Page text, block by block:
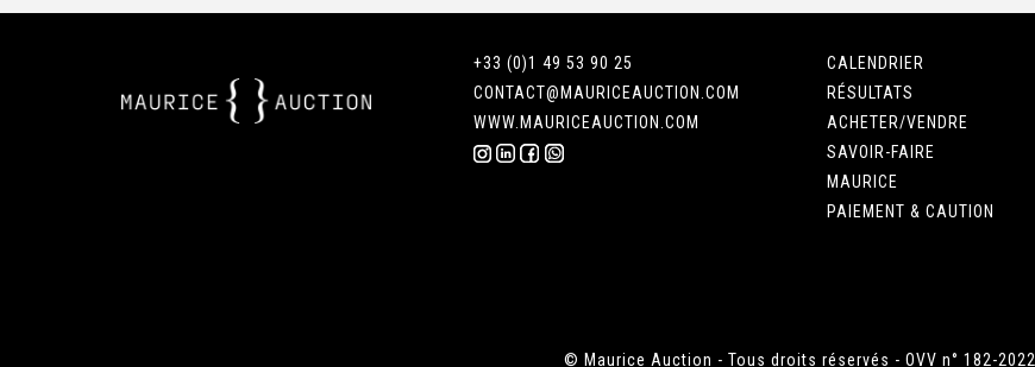
+33 (0)1 49 53 90 25
CONTACT@MAURICEAUCTION.COM
WWW.MAURICEAUCTION.COM
CALENDRIER
RÉSULTATS
ACHETER/VENDRE
SAVOIR-FAIRE
MAURICE
PAIEMENT & CAUTION
© Maurice Auction - Tous droits réservés - OVV n° 182-2022